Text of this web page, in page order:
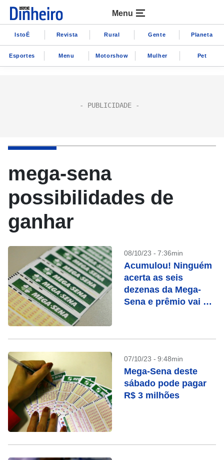
Menu
IstoÉ Revista Rural Gente Planeta
Esportes Menu Motorshow Mulher Pet
mega-sena
possibilidades de
ganhar
08/10/23 - 7:36min
Acumulou! Ninguém
acerta as seis
dezenas da Mega-
Sena e prêmio vai a
07/10/23 - 9:48min
Mega-Sena deste
sábado pode pagar
R$ 3 milhões